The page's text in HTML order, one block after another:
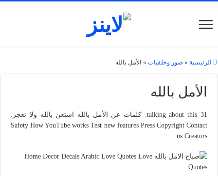
الرئيسية » صور وخلفيات » الأمل بالله
الأمل بالله
31 talking about this. كلمات عن الأمل بالله استعن بالله ولا تعجز.
Safety How YouTube works Test new features Press Copyright Contact
us Creators.